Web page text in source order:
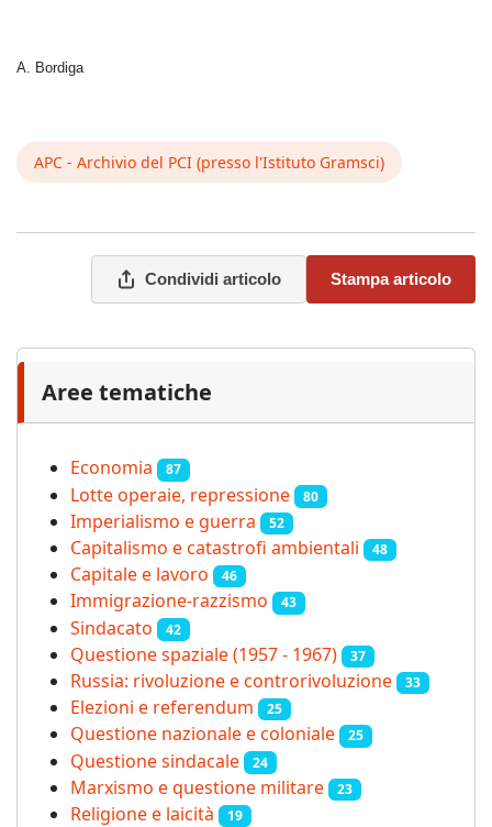
A. Bordiga
APC - Archivio del PCI (presso l'Istituto Gramsci)
Condividi articolo Stampa articolo
Aree tematiche
Economia 87
Lotte operaie, repressione 80
Imperialismo e guerra 52
Capitalismo e catastrofi ambientali 48
Capitale e lavoro 46
Immigrazione-razzismo 43
Sindacato 42
Questione spaziale (1957 - 1967) 37
Russia: rivoluzione e controrivoluzione 33
Elezioni e referendum 25
Questione nazionale e coloniale 25
Questione sindacale 24
Marxismo e questione militare 23
Religione e laicità 19